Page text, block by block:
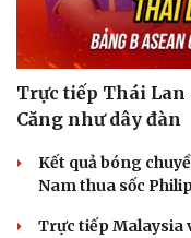
Trực tiếp Thái Lan
Căng như dây đàn
Kết quả bóng
Nam thua sốc
Trực tiếp Malaysia